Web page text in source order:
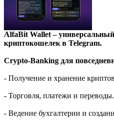
AlfaBit Wallet –
криптокошелек в Telegram.
Crypto-Banking для
- Получение и хранение
- Торговля, платежи и переводы.
- Ведение бухгалтерии и